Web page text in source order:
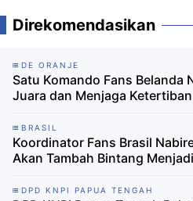
Direkomendasikan
DE ORANJE
Satu Komando Fans Belanda
Juara dan Menjaga
BRASIL
Koordinator Fans Brasil
Akan Tambah Bintang
DPD KNPI PAPUA TENGAH